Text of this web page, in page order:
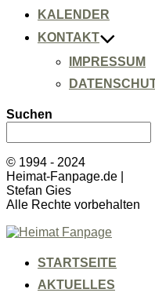
KALENDER
KONTAKT
IMPRESSUM
Suchen
© 1994 - 2024
Heimat-Fanpage.de |
Stefan Gies
Alle Rechte vorbehalten
Zum
springenSTARTSEITE
AKTUELLES